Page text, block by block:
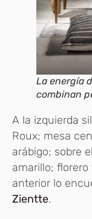
La energía
combinan
A la izquierda
Roux; mesa
arábigo; sobre
amarillo;
anterior lo
Zientte.